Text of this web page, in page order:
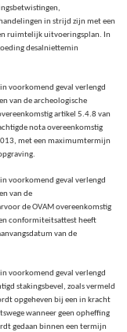
in strijd zijn met een
ruimtelijk uitvoeringsplan. In
desalniettemin
voorkomend geval verlengd
van de archeologische
artikel 5.4.8 van
nota overeenkomstig
met een maximumtermijn
voorkomend geval verlengd
van de
de OVAM overeenkomstig
conformiteitsattest heeft
van de
voorkomend geval verlengd
stakingsbevel, zoals vermeld
opgeheven bij een in kracht
wanneer geen opheffing
gedaan binnen een termijn